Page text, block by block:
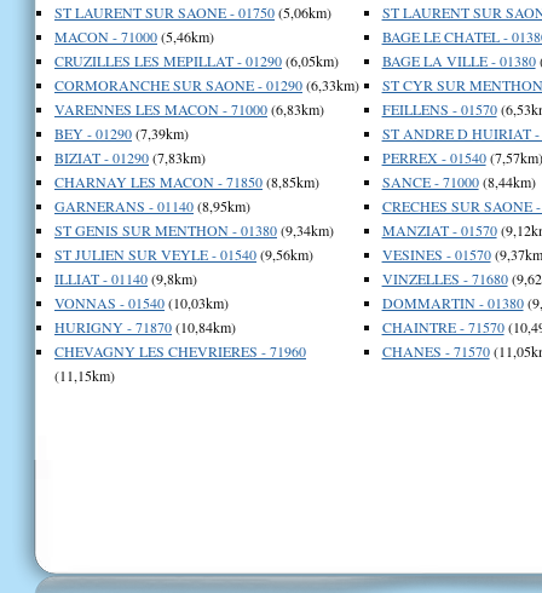
ST LAURENT SUR SAONE - 01750(5,06km)
MACON - 71000(5,46km)
CRUZILLES LES MEPILLAT - 01290(6,05km)
CORMORANCHE SUR SAONE - 01290(6,33km)
VARENNES LES MACON - 71000(6,83km)
BEY - 01290(7,39km)
BIZIAT - 01290(7,83km)
CHARNAY LES MACON - 71850(8,85km)
GARNERANS - 01140(8,95km)
ST GENIS SUR MENTHON - 01380(9,34km)
ST JULIEN SUR VEYLE - 01540(9,56km)
ILLIAT - 01140(9,8km)
VONNAS - 01540(10,03km)
HURIGNY - 71870(10,84km)
CHEVAGNY LES CHEVRIERES - 71960
(11,15km)
ST LAURENT SUR
BAGE LE CHATEL -
BAGE LA VILLE - 01380
ST CYR SUR
FEILLENS - 01570
ST ANDRE D HUIRIAT -
PERREX - 01540(7,57km)
SANCE - 71000(8,44km)
CRECHES SUR SAONE
MANZIAT - 01570
VESINES - 01570
VINZELLES - 71680
DOMMARTIN - 01380
CHAINTRE - 71570
CHANES - 71570